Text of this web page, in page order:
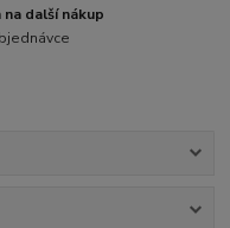
další nákup